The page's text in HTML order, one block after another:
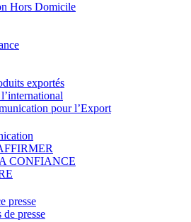
Hors Domicile
exportés
pour l’Export
CONFIANCE
presse
presse